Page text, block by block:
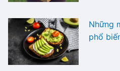
Những
phổ